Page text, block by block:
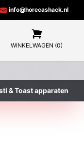
info@horecashack.nl
WINKELWAGEN (0)
& Toast apparaten